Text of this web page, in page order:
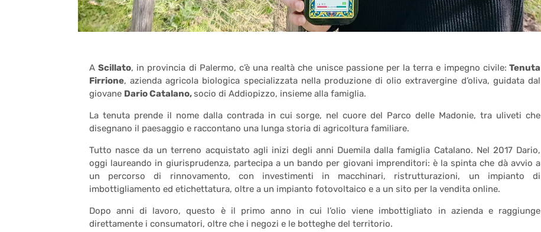
AScillato, in provincia di Palermo, c’è una realtà che unisce passione per la terra e impegno civile: Tenuta
Firrione, azienda agricola biologica specializzata nella produzione di olio extravergine d’oliva, guidata dal
giovane Dario Catalano,socio di Addiopizzo, insieme alla famiglia.
La tenuta prende il nome dalla contrada in cui sorge, nel cuore del Parco delle Madonie, tra uliveti che
disegnano il paesaggio e raccontano una lunga storia di agricoltura familiare.
Tutto nasce da un terreno acquistato agli inizi degli anni Duemila dalla famiglia Catalano. Nel 2017 Dario,
oggi laureando in giurisprudenza, partecipa a un bando per giovani imprenditori: è la spinta che dà avvio a
un percorso di rinnovamento, con investimenti in macchinari, ristrutturazioni, un impianto di
imbottigliamento ed etichettatura, oltre a un impianto fotovoltaico e a un sito per la vendita online.
Dopo anni di lavoro, questo è il primo anno in cui l’olio viene imbottigliato in azienda e raggiunge
direttamente i consumatori, oltre che i negozi e le botteghe del territorio.